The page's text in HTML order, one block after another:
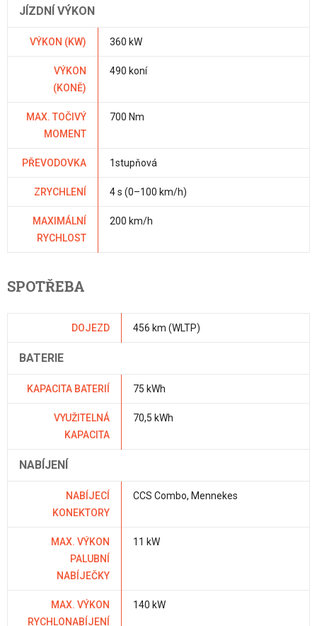
JÍZDNÍ VÝKON
VÝKON (KW) 360 kW
VÝKON
(KONĚ)
490 koní
MAX. TOČIVÝ
MOMENT
700 Nm
PŘEVODOVKA 1stupňová
ZRYCHLENÍ 4 s (0–100 km/h)
MAXIMÁLNÍ
RYCHLOST
200 km/h
SPOTŘEBA
DOJEZD 456 km (WLTP)
BATERIE
KAPACITA BATERIÍ 75 kWh
VYUŽITELNÁ
KAPACITA
70,5 kWh
NABÍJENÍ
NABÍJECÍ
KONEKTORY
CCS Combo, Mennekes
MAX. VÝKON
PALUBNÍ
NABÍJEČKY
11 kW
MAX. VÝKON
RYCHLONABÍJENÍ
140 kW